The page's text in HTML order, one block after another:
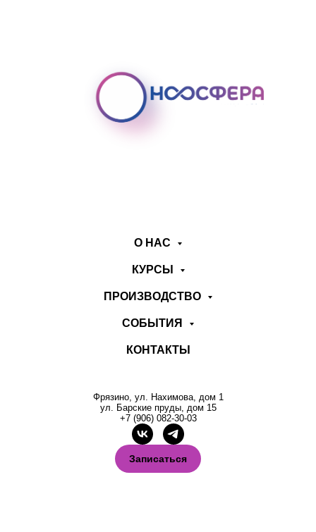
О НАС
КУРСЫ
ПРОИЗВОДСТВО
СОБЫТИЯ
КОНТАКТЫ
Фрязино, ул. Нахимова, дом 1
ул. Барские пруды, дом 15
+7 (906) 082-30-03
Записаться